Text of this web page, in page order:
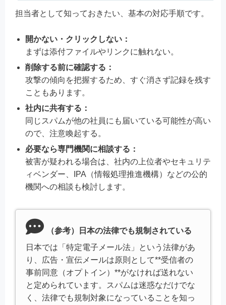
担当者として知っておきたい、基本の対応手順です。
開かない・クリックしない：
まずは添付ファイルやリンクに触れない。
削除する前に確認する：
攻撃の傾向を把握するため、すぐ消さず記録を残す
こともあります。
社内に共有する：
同じスパムが他の社員にも届いている可能性が高い
ので、注意喚起する。
必要なら専門機関に相談する：
被害が疑われる場合は、社内の上位者やセキュリテ
ィベンダー、IPA（情報処理推進機構）などの公的
機関への相談も検討します。
（参考）日本の法律でも規制されている
日本では「特定電子メール法」という法律があ
り、広告・宣伝メールは原則として**受信者の
事前同意（オプトイン）**がなければ送れない
と定められています。スパムは迷惑なだけでな
く、法律でも規制対象になっていることを知っ